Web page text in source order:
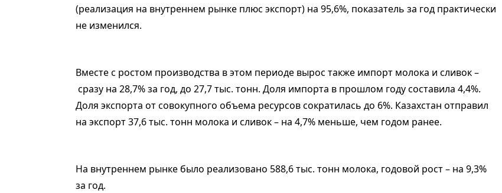
(реализация на внутреннем рынке плюс экспорт) на 95,6%, показатель за год практически
не изменился.
Вместе с ростом производства в этом периоде вырос также импорт молока и сливок –
сразу на 28,7% за год, до 27,7 тыс. тонн. Доля импорта в прошлом году составила 4,4%.
Доля экспорта от совокупного объема ресурсов сократилась до 6%. Казахстан отправил
на экспорт 37,6 тыс. тонн молока и сливок – на 4,7% меньше, чем годом ранее.
На внутреннем рынке было реализовано 588,6 тыс. тонн молока, годовой рост – на 9,3%
за год.